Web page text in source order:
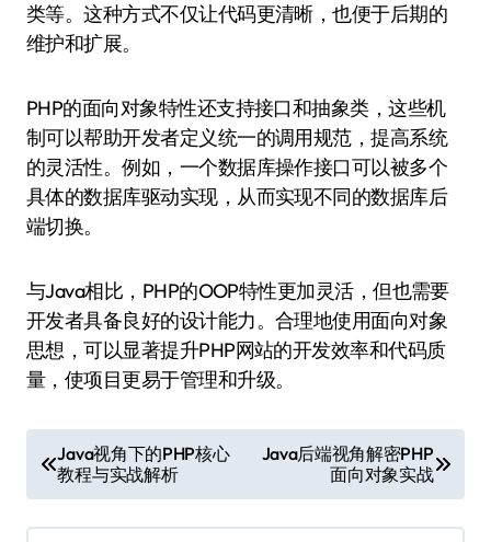
类等。这种方式不仅让代码更清晰，也便于后期的
维护和扩展。
PHP的面向对象特性还支持接口和抽象类，这些机
制可以帮助开发者定义统一的调用规范，提高系统
的灵活性。例如，一个数据库操作接口可以被多个
具体的数据库驱动实现，从而实现不同的数据库后
端切换。
与Java相比，PHP的OOP特性更加灵活，但也需要
开发者具备良好的设计能力。合理地使用面向对象
思想，可以显著提升PHP网站的开发效率和代码质
量，使项目更易于管理和升级。
章
导
Java视角下的PHP核心
教程与实战解析
Java后端视角解密PHP
面向对象实战